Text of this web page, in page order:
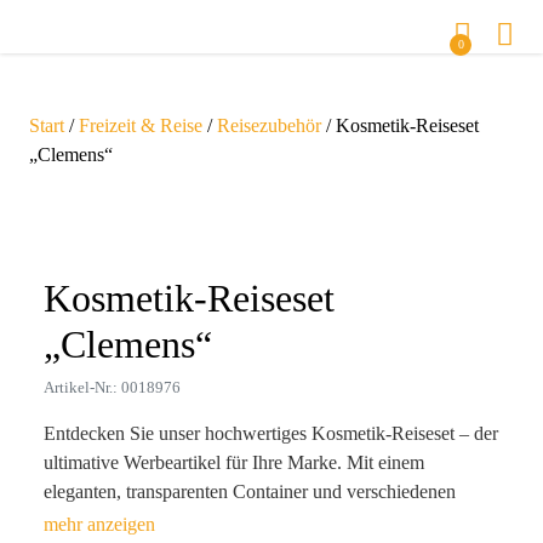
0
Start /Freizeit & Reise /Reisezubehör/ Kosmetik-Reiseset
„Clemens“
Kosmetik-Reiseset
„Clemens“
Artikel-Nr.: 0018976
Entdecken Sie unser hochwertiges Kosmetik-Reiseset – der
ultimative Werbeartikel für Ihre Marke. Mit einem
eleganten, transparenten Container und verschiedenen
Flaschen (zwei 100 ml, zwei 50 ml und zwei 10 ml), sowie